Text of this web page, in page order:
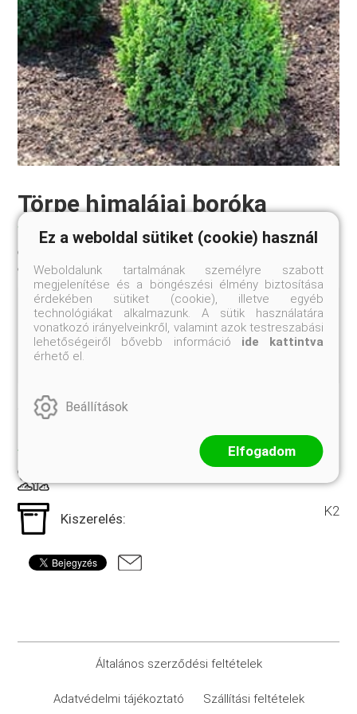
Törpe himalájai boróka
Juniperus pingii 'Loderi'
20-30 cm
1-1,5 m magasságot elérő, lassú növekedésű fajta.
Széles gömbölyded, vagy kissé csúcsosodó, kúpos
alakú, lombozata szép szürkészöld. Hazai
viszonyainkat jól tűrő, sziklakertbe, edényekbe is
ültethető növény. Zóna:6a
Jelenleg nem rendelhető
20-30 cm
Kiszerelés: K2
Általános szerződési feltételek
Adatvédelmi tájékoztató Szállítási feltételek
Ez a weboldal sütiket (cookie) használ
Weboldalunk tartalmának személyre szabott
megjelenítése és a böngészési élmény biztosítása
érdekében sütiket (cookie), illetve egyéb
technológiákat alkalmazunk. A sütik használatára
vonatkozó irányelveinkről, valamint azok testreszabási
lehetőségeiről bővebb információ ide kattintva
érhető el.
Beállítások
Elfogadom